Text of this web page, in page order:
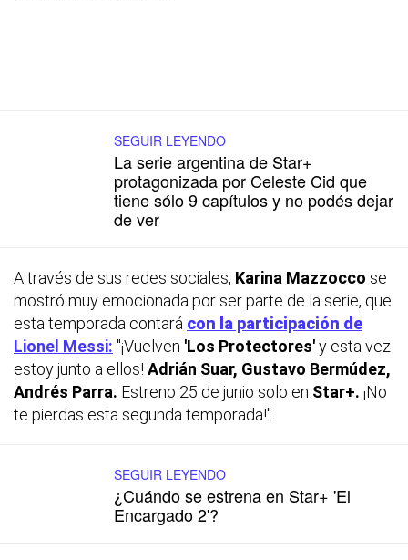
SEGUIR LEYENDO
La serie argentina de Star+
protagonizada por Celeste Cid que
tiene sólo 9 capítulos y no podés dejar
de ver
A través de sus redes sociales, Karina Mazzocco se
mostró muy emocionada por ser parte de la serie, que
esta temporada contará con la participación de
Lionel Messi: "¡Vuelven 'Los Protectores'y esta vez
estoy junto a ellos! Adrián Suar, Gustavo Bermúdez,
Andrés Parra. Estreno 25 de junio solo en Star+. ¡No
te pierdas esta segunda temporada!".
SEGUIR LEYENDO
¿Cuándo se estrena en Star+ 'El
Encargado 2'?